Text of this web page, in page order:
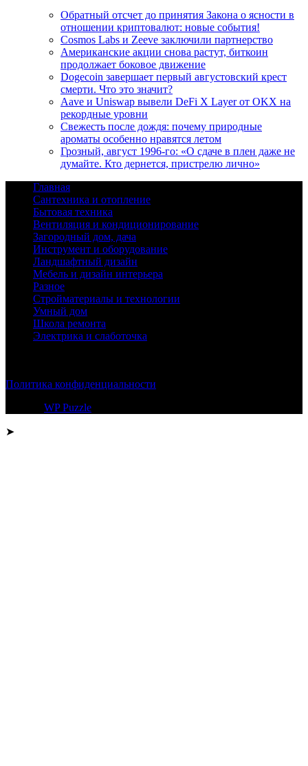
Обратный отсчет до принятия Закона о ясности в
отношении криптовалют: новые события!
Cosmos Labs и Zeeve заключили партнерство
Американские акции снова растут, биткоин
продолжает боковое движение
Dogecoin завершает первый августовский крест
смерти. Что это значит?
Aave и Uniswap вывели DeFi X Layer от OKX на
рекордные уровни
Свежесть после дождя: почему природные
ароматы особенно нравятся летом
Грозный, август 1996-го: «О сдаче в плен даже не
думайте. Кто дернется, пристрелю лично»
Главная
Сантехника и отопление
Бытовая техника
Вентиляция и кондиционирование
Загородный дом, дача
Инструмент и оборудование
Ландшафтный дизайн
Мебель и дизайн интерьера
Разное
Стройматериалы и технологии
Умный дом
Школа ремонта
Электрика и слаботочка
Политика конфиденциальности
WP Puzzle
➤